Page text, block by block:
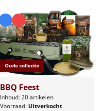
Oude collectie
BBQ Feest
Inhoud: 20 artikelen
Voorraad: Uitverkocht